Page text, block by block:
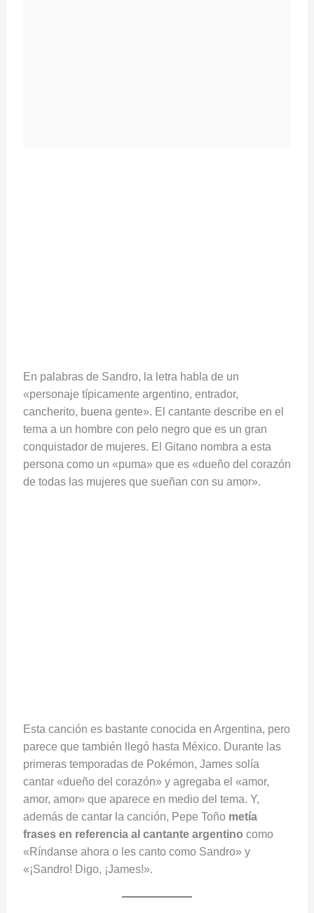
En palabras de Sandro, la letra habla de un
«personaje típicamente argentino, entrador,
cancherito, buena gente». El cantante describe en el
tema a un hombre con pelo negro que es un gran
conquistador de mujeres. El Gitano nombra a esta
persona como un «puma» que es «dueño del corazón
de todas las mujeres que sueñan con su amor».
Esta canción es bastante conocida en Argentina, pero
parece que también llegó hasta México. Durante las
primeras temporadas de Pokémon, James solía
cantar «dueño del corazón» y agregaba el «amor,
amor, amor» que aparece en medio del tema. Y,
además de cantar la canción, Pepe Toño metía
frases en referencia al cantante argentino como
«Ríndanse ahora o les canto como Sandro» y
«¡Sandro! Digo, ¡James!».